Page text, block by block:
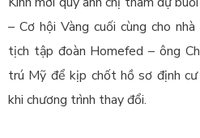
– Cơ hội Vàng cuối cùng cho
tịch tập đoàn Homefed – ông
trú Mỹ để kịp chốt hồ sơ định
khi chương trình thay đổi.